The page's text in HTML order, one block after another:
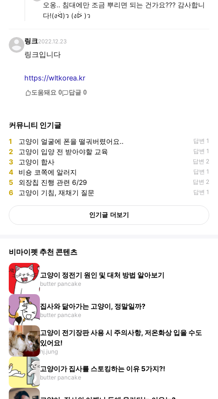
오옹.. 침대에만 조금 뿌리면 되는 건가요??? 감사합니
다!(งᐛ)ว (งᐖ )ว
링크2022.12.23
링크입니다
https://wltkorea.kr
도움돼요 0 답글 0
커뮤니티 인기글
1 고양이 얼굴에 폰을 떨궈버렸어요.. 답변 1
2 고양이 입양 전 받아야할 교육 답변 1
3 고양이 합사 답변 2
4 비숑 코쪽에 알러지 답변 1
5 외장칩 진행 관련 6/29 답변 2
6 고양이 기침, 재채기 질문 답변 1
인기글 더보기
비마이펫 추천 콘텐츠
고양이 정전기 원인 및 대처 방법 알아보기
butter pancake
집사와 닮아가는 고양이, 정말일까?
butter pancake
고양이 전기장판 사용 시 주의사항, 저온화상 입을 수도
있어요!
hj.jung
고양이가 집사를 스토킹하는 이유 5가지?!
butter pancake